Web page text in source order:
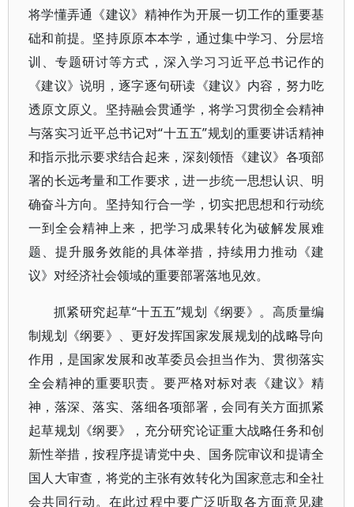
将学懂弄通《建议》精神作为开展一切工作的重要基
础和前提。坚持原原本本学，通过集中学习、分层培
训、专题研讨等方式，深入学习习近平总书记作的
《建议》说明，逐字逐句研读《建议》内容，努力吃
透原文原义。坚持融会贯通学，将学习贯彻全会精神
与落实习近平总书记对“十五五”规划的重要讲话精神
和指示批示要求结合起来，深刻领悟《建议》各项部
署的长远考量和工作要求，进一步统一思想认识、明
确奋斗方向。坚持知行合一学，切实把思想和行动统
一到全会精神上来，把学习成果转化为破解发展难
题、提升服务效能的具体举措，持续用力推动《建
议》对经济社会领域的重要部署落地见效。
抓紧研究起草“十五五”规划《纲要》。高质量编
制规划《纲要》、更好发挥国家发展规划的战略导向
作用，是国家发展和改革委员会担当作为、贯彻落实
全会精神的重要职责。要严格对标对表《建议》精
神，落深、落实、落细各项部署，会同有关方面抓紧
起草规划《纲要》，充分研究论证重大战略任务和创
新性举措，按程序提请党中央、国务院审议和提请全
国人大审查，将党的主张有效转化为国家意志和全社
会共同行动。在此过程中要广泛听取各方面意见建